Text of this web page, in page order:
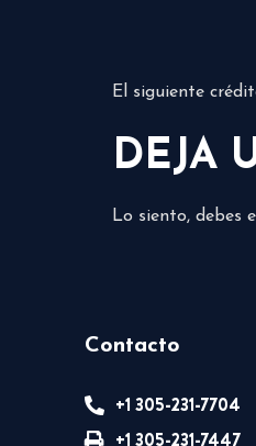
El siguiente
DEJA
Lo siento, debes
Contacto
+1 305-231-7704
+1 305-231-7447